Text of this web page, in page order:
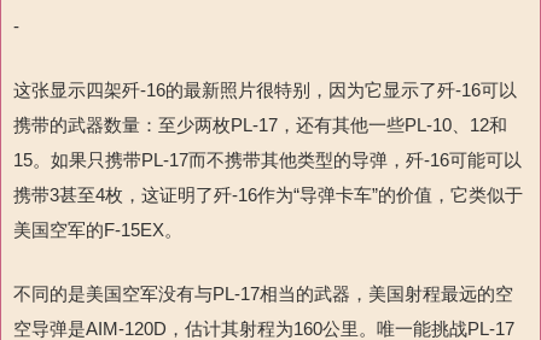
-
这张显示四架歼-16的最新照片很特别，因为它显示了歼-16可以
携带的武器数量：至少两枚PL-17，还有其他一些PL-10、12和
15。如果只携带PL-17而不携带其他类型的导弹，歼-16可能可以
携带3甚至4枚，这证明了歼-16作为“导弹卡车”的价值，它类似于
美国空军的F-15EX。
不同的是美国空军没有与PL-17相当的武器，美国射程最远的空
空导弹是AIM-120D，估计其射程为160公里。唯一能挑战PL-17